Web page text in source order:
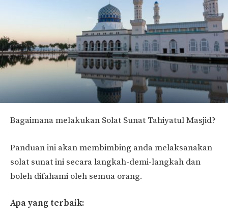
Bagaimana melakukan Solat Sunat Tahiyatul Masjid?
Panduan ini akan membimbing anda melaksanakan
solat sunat ini secara langkah-demi-langkah dan
boleh difahami oleh semua orang.
Apa yang terbaik: